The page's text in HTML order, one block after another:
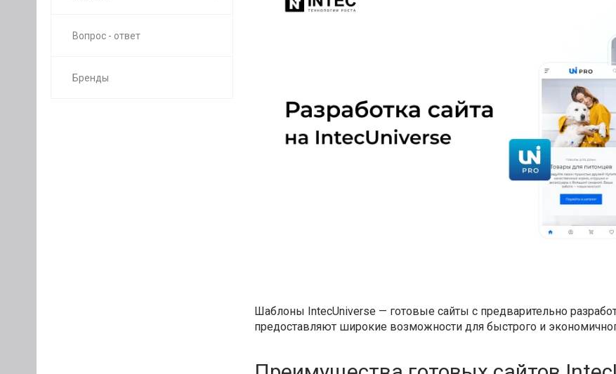
Вопрос - ответ
Бренды
Шаблоны IntecUniverse — готовые сайты с предварительно
предоставляют широкие возможности для быстрого и